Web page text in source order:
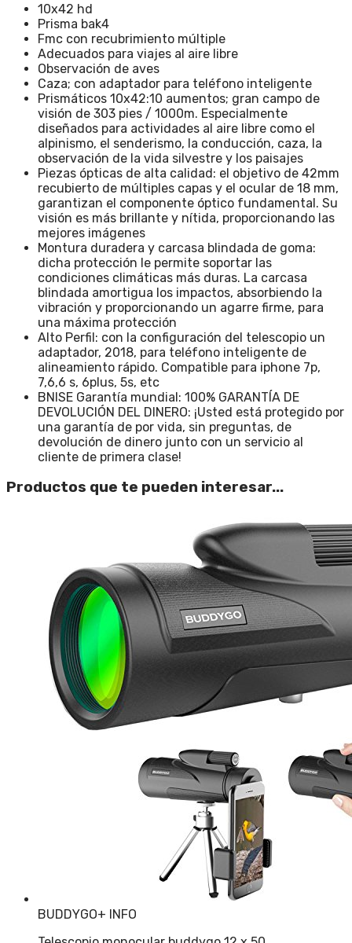
10x42 hd
Prisma bak4
Fmc con recubrimiento múltiple
Adecuados para viajes al aire libre
Observación de aves
Caza; con adaptador para teléfono inteligente
Prismáticos 10x42:10 aumentos; gran campo de
visión de 303 pies / 1000m. Especialmente
diseñados para actividades al aire libre como el
alpinismo, el senderismo, la conducción, caza, la
observación de la vida silvestre y los paisajes
Piezas ópticas de alta calidad: el objetivo de 42mm
recubierto de múltiples capas y el ocular de 18 mm,
garantizan el componente óptico fundamental. Su
visión es más brillante y nítida, proporcionando las
mejores imágenes
Montura duradera y carcasa blindada de goma:
dicha protección le permite soportar las
condiciones climáticas más duras. La carcasa
blindada amortigua los impactos, absorbiendo la
vibración y proporcionando un agarre firme, para
una máxima protección
Alto Perfil: con la configuración del telescopio un
adaptador, 2018, para teléfono inteligente de
alineamiento rápido. Compatible para iphone 7p,
7,6,6 s, 6plus, 5s, etc
BNISE Garantía mundial: 100% GARANTÍA DE
DEVOLUCIÓN DEL DINERO: ¡Usted está protegido por
una garantía de por vida, sin preguntas, de
devolución de dinero junto con un servicio al
cliente de primera clase!
Productos que te pueden interesar...
BUDDYGO+ INFO